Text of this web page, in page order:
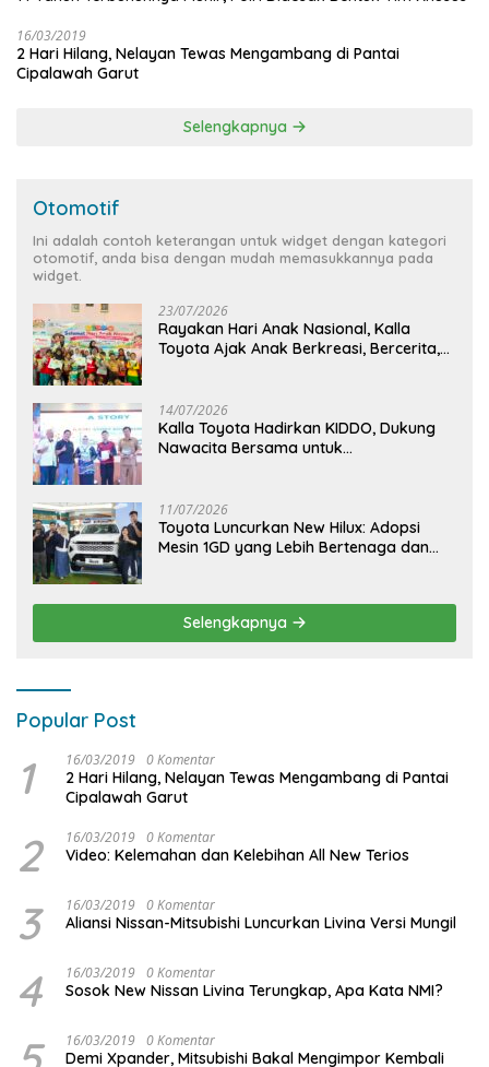
16/03/2019
2 Hari Hilang, Nelayan Tewas Mengambang di Pantai
Cipalawah Garut
Selengkapnya
Otomotif
Ini adalah contoh keterangan untuk widget dengan kategori
otomotif, anda bisa dengan mudah memasukkannya pada
widget.
23/07/2026
Rayakan Hari Anak Nasional, Kalla
Toyota Ajak Anak Berkreasi, Bercerita,
14/07/2026
Kalla Toyota Hadirkan KIDDO, Dukung
Nawacita Bersama untuk
11/07/2026
Toyota Luncurkan New Hilux: Adopsi
Mesin 1GD yang Lebih Bertenaga dan
Selengkapnya
Popular Post
1 16/03/2019 0 Komentar
2 Hari Hilang, Nelayan Tewas Mengambang di Pantai
Cipalawah Garut
2 16/03/2019 0 Komentar
Video: Kelemahan dan Kelebihan All New Terios
3 16/03/2019 0 Komentar
Aliansi Nissan-Mitsubishi Luncurkan Livina Versi Mungil
4 16/03/2019 0 Komentar
Sosok New Nissan Livina Terungkap, Apa Kata NMI?
16/03/2019 0 Komentar
Demi Xpander, Mitsubishi Bakal Mengimpor Kembali